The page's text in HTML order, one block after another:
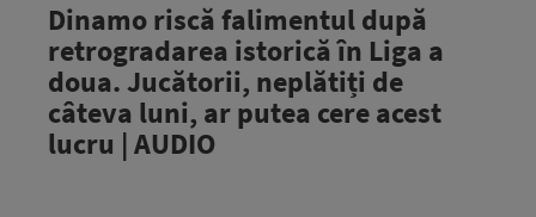
Dinamo riscă falimentul după
retrogradarea istorică în Liga a
doua. Jucătorii, neplătiți de
câteva luni, ar putea cere acest
lucru | AUDIO